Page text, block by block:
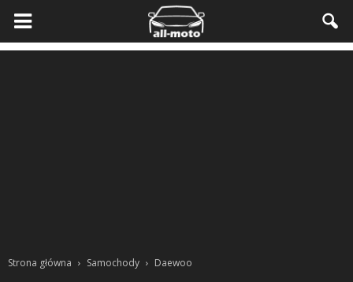
Strona główna Samochody Daewoo